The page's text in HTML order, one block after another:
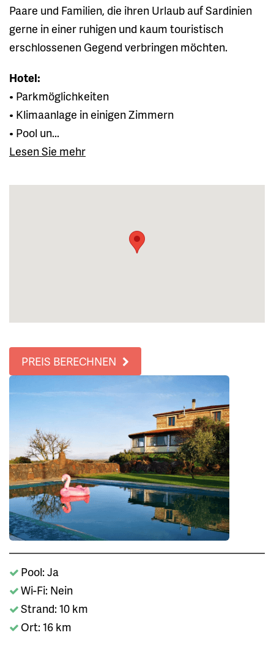
Paare und Familien, die ihren Urlaub auf Sardinien
gerne in einer ruhigen und kaum touristisch
erschlossenen Gegend verbringen möchten.
Hotel:
• Parkmöglichkeiten
• Klimaanlage in einigen Zimmern
• Pool un...
Lesen Sie mehr
PREIS BERECHNEN
Pool: Ja
Wi-Fi: Nein
Strand: 10 km
Ort: 16 km